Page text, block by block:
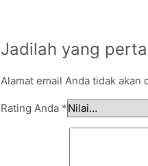
Jadilah yang
Alamat email Anda tidak akan
Rating Anda *